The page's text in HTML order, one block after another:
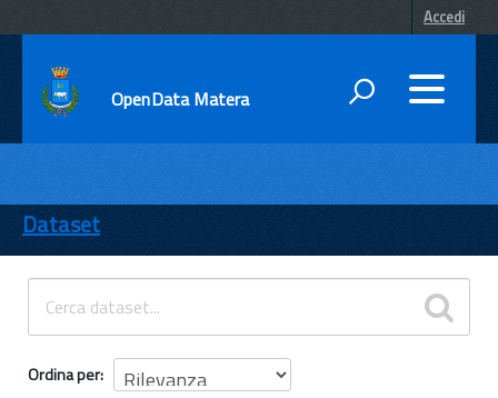
Accedi
OpenData Matera
ENTI
TEMI
INFORMAZIONI
Dataset
Ordina per